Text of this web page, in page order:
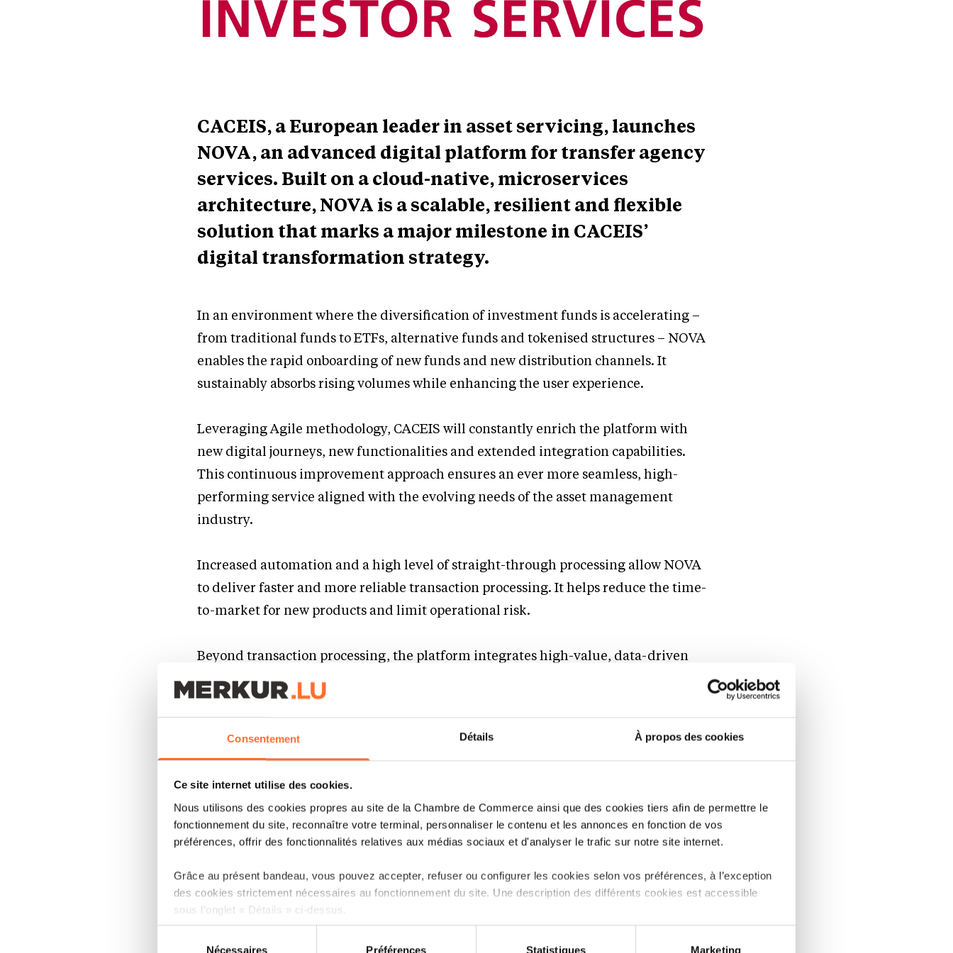
Consentement Détails À propos des cookies
Ce site internet utilise des cookies.
Nous utilisons des cookies propres au site de la Chambre de Commerce ainsi que des cookies tiers afin de permettre le
fonctionnement du site, reconnaître votre terminal, personnaliser le contenu et les annonces en fonction de vos
préférences, offrir des fonctionnalités relatives aux médias sociaux et d'analyser le trafic sur notre site internet.
Grâce au présent bandeau, vous pouvez accepter, refuser ou configurer les cookies selon vos préférences, à l’exception
des cookies strictement nécessaires au fonctionnement du site. Une description des différents cookies est accessible
sous l’onglet « Détails » ci-dessus.
Il est précisé que la navigation sur le site et certaines fonctionnalités (ex : lecture de vidéos, partage sur les réseaux
Nécessaires Préférences Statistiques Marketing
CACEIS, a European leader in asset servicing, launches
NOVA, an advanced digital platform for transfer agency
services. Built on a cloud-native, microservices
architecture, NOVA is a scalable, resilient and flexible
solution that marks a major milestone in CACEIS’
digital transformation strategy.
In an environment where the diversification of investment funds is accelerating –
from traditional funds to ETFs, alternative funds and tokenised structures – NOVA
enables the rapid onboarding of new funds and new distribution channels. It
sustainably absorbs rising volumes while enhancing the user experience.
Leveraging Agile methodology, CACEIS will constantly enrich the platform with
new digital journeys, new functionalities and extended integration capabilities.
This continuous improvement approach ensures an ever more seamless, high-
performing service aligned with the evolving needs of the asset management
industry.
Increased automation and a high level of straight-through processing allow NOVA
to deliver faster and more reliable transaction processing. It helps reduce the time-
to-market for new products and limit operational risk.
Beyond transaction processing, the platform integrates high-value, data-driven
services augmented by Artificial Intelligence: enriched reporting, data analytics,
decision-support tools and real-time operation monitoring. These services give
clients a sharper, more actionable view of their distribution activities.
enabling continuous 24/7 operations monitoring.
“With NOVA, we are taking a key step forward in the transformation of fund
Houayek, Global Head of Fund Services at CACEIS.“We are delivering a
platform designed for future challenges, offering high-quality service for a superior
client experience.”